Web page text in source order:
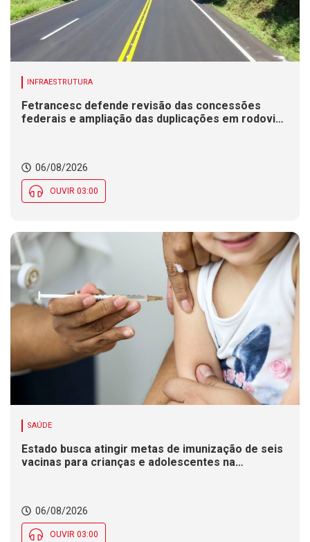
INFRAESTRUTURA
Fetrancesc defende revisão das concessões
federais e ampliação das duplicações em rodovias
06/08/2026
OUVIR 03:00
SAÚDE
Estado busca atingir metas de imunização de seis
vacinas para crianças e adolescentes na
06/08/2026
OUVIR 03:00